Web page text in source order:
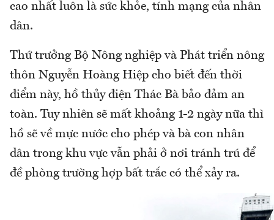
cao nhất luôn là sức khỏe, tính mạng của nhân
dân.
Thứ trưởng Bộ Nông nghiệp và Phát triển nông
thôn Nguyễn Hoàng Hiệp cho biết đến thời
điểm này, hồ thủy điện Thác Bà bảo đảm an
toàn. Tuy nhiên sẽ mất khoảng 1-2 ngày nữa thì
hồ sẽ về mực nước cho phép và bà con nhân
dân trong khu vực vẫn phải ở nơi tránh trú để
đề phòng trường hợp bất trắc có thể xảy ra.